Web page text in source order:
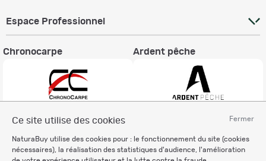
Fermer
Ce site utilise des cookies
NaturaBuy utilise des cookies pour : le fonctionnement du site (cookies
nécessaires), la réalisation des statistiques d'audience, l'amélioration
Espace Professionnel
Chronocarpe Ardent pêche
Charte éthique